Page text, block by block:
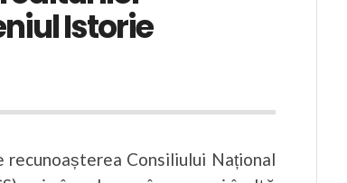
Istorie
Consiliului Național